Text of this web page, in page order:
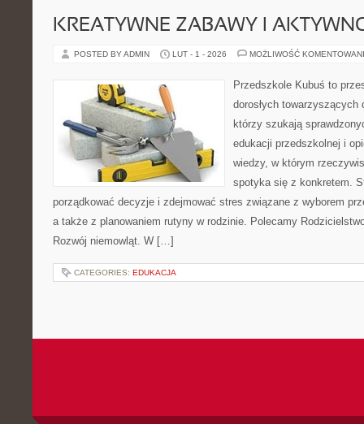
KREATYWNE ZABAWY I
POSTED BY ADMIN LUT - 1 - 2026 MOŻLIWOŚĆ
Przedszkole Kubuś to
dorosłych
którzy szukają
edukacji przedszkolnej i
wiedzy, w którym
spotyka się z konkretem.
porządkować decyzje i zdejmować stres związane z wyborem
a także z planowaniem rutyny w rodzinie. Polecamy
Rozwój niemowląt. W […]
CATEGORIES: EDUKACJA